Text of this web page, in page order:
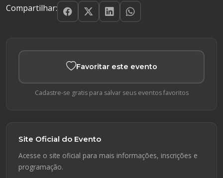
Compartilhar:
Favoritar este evento
Cadastre-se gratis para salvar seus eventos favoritos
Site Oficial do Evento
Acesse o site oficial para mais informações, inscrições e
programação.